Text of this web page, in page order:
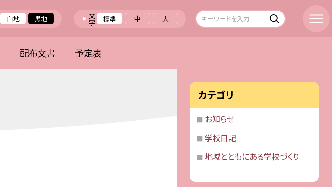
白地 黒地 文字 標準 中 大
配布文書 予定表
カテゴリ
お知らせ
学校日記
地域とともにある学校づくり